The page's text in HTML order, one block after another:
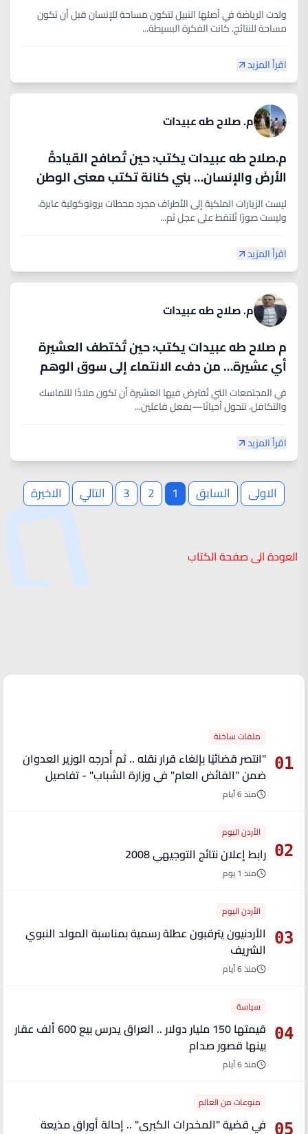
ولدت الرياضة في أصلها النبيل لتكون مساحة للإنسان قبل أن تكون
مساحة للنتائج. كانت الفكرة البسيطة...
اقرأ المزيد
م. صلاح طه عبيدات
م.صلاح طه عبيدات يكتب: حين تُصافح القيادةُ
الأرضَ والإنسان… بني كنانة تكتب معنى الوطن
ليست الزيارات الملكية إلى الأطراف مجرد محطات بروتوكولية عابرة،
وليست صورًا تُلتقط على عجل ثم...
اقرأ المزيد
م. صلاح طه عبيدات
م صلاح طه عبيدات يكتب: حين تُختطف العشيرة
أي عشيرة… من دفء الانتماء إلى سوق الوهم
السياسي
في المجتمعات التي تُفترض فيها العشيرة أن تكون ملاذًا للتماسك
والتكافل، تتحول أحيانًا—بفعل فاعلين...
اقرأ المزيد
الاولى السابق 1
2
3 التالي الاخيرة
العودة الى صفحة الكتاب
01
ملفات ساخنة
"انتصر قضائيًا بإلغاء قرار نقله .. ثم أُدرجه الوزير العدوان
ضمن "الفائض العام" في وزارة الشباب" - تفاصيل
منذ 6 أيام
02
الأردن اليوم
رابط إعلان نتائج التوجيهي 2008
منذ 1 يوم
03
الأردن اليوم
الأردنيون يترقبون عطلة رسمية بمناسبة المولد النبوي
الشريف
منذ 6 أيام
04
سياسة
قيمتها 150 مليار دولار .. العراق يدرس بيع 600 ألف عقار
بينها قصور صدام
منذ 6 أيام
05
منوعات من العالم
في قضية "المخدرات الكبرى" .. إحالة أوراق مذيعة